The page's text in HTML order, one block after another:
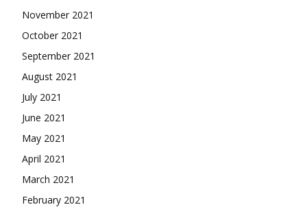
November 2021
October 2021
September 2021
August 2021
July 2021
June 2021
May 2021
April 2021
March 2021
February 2021